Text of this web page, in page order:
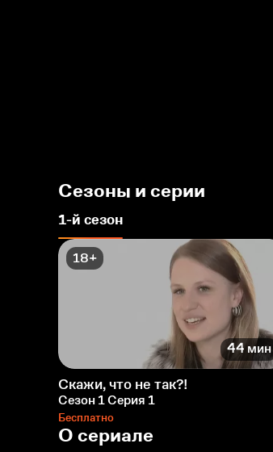
Сезоны и серии
1-й сезон
18+
44 мин
Скажи, что не так?!
Сезон 1 Серия 1
Бесплатно
О сериале